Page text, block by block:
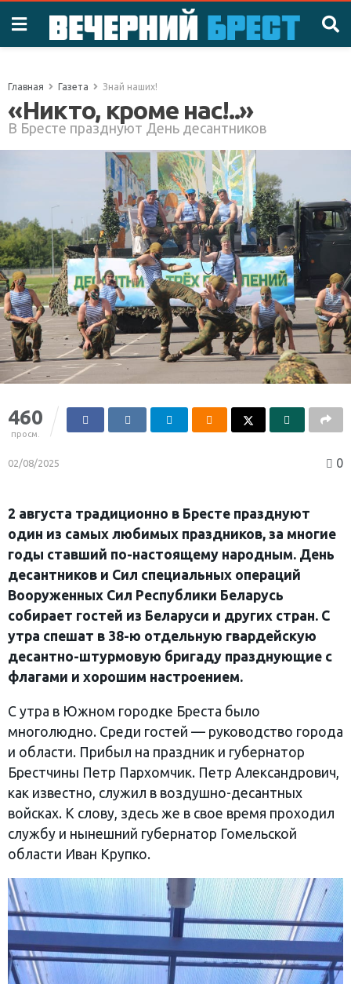
Главная Газета Знай наших!
«Никто, кроме нас!..»
В Бресте празднуют День десантников
460
просм.
02/08/2025 0
2 августа традиционно в Бресте празднуют
один из самых любимых праздников, за многие
годы ставший по-настоящему народным. День
десантников и Сил специальных операций
Вооруженных Сил Республики Беларусь
собирает гостей из Беларуси и других стран. С
утра спешат в 38-ю отдельную гвардейскую
десантно-штурмовую бригаду празднующие с
флагами и хорошим настроением.
С утра в Южном городке Бреста было
многолюдно. Среди гостей — руководство города
и области. Прибыл на праздник и губернатор
Брестчины Петр Пархомчик. Петр Александрович,
как известно, служил в воздушно-десантных
войсках. К слову, здесь же в свое время проходил
службу и нынешний губернатор Гомельской
области Иван Крупко.